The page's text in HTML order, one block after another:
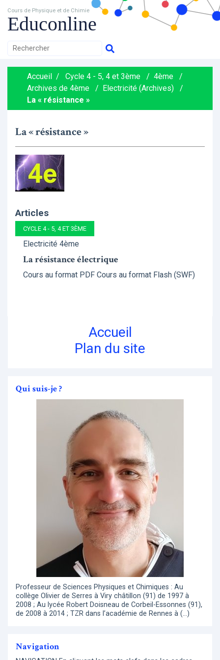
Cours de Physique et de Chimie
Educonline
Accueil / Cycle 4 - 5, 4 et 3ème / 4ème
/
Archives de 4ème
/ Electricité (Archives)
/
La « résistance »
La « résistance »
Articles
CYCLE 4 - 5, 4 ET 3ÈME
Electricité 4ème
La résistance électrique
Cours au format PDF Cours au format Flash (SWF)
Accueil
Plan du site
Qui suis-je ?
Professeur de Sciences Physiques et Chimiques : Au
collège Olivier de Serres à Viry châtillon (91) de 1997 à
2008 ; Au lycée Robert Doisneau de Corbeil-Essonnes (91),
de 2008 à 2014 ; TZR dans l’académie de Rennes à (…)
Navigation